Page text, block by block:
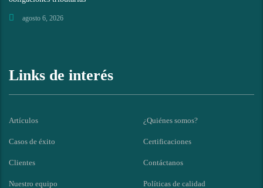
agosto 6, 2026
Links de interés
Artículos ¿Quiénes somos?
Casos de éxito Certificaciones
Clientes Contáctanos
Nuestro equipo Políticas de calidad